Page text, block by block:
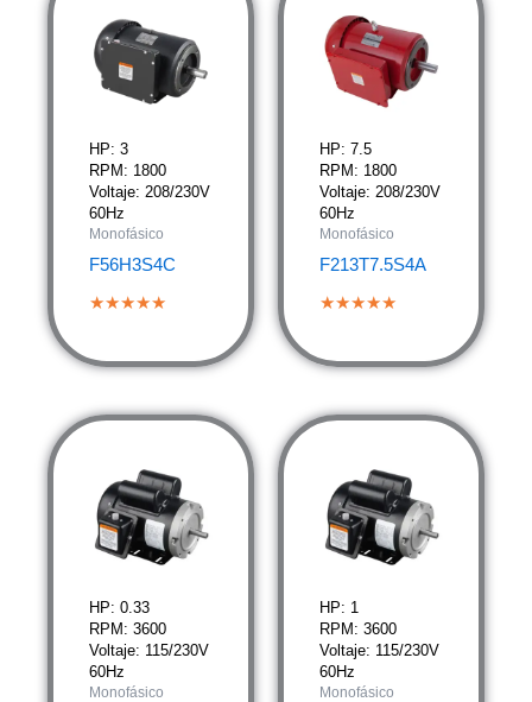
HP: 3
RPM: 1800
Voltaje: 208/230V
60Hz
Monofásico
F56H3S4C
★★★★★
HP: 7.5
RPM: 1800
Voltaje: 208/230V
60Hz
Monofásico
F213T7.5S4A
★★★★★
HP: 0.33
RPM: 3600
Voltaje: 115/230V
60Hz
Monofásico
HP: 1
RPM: 3600
Voltaje: 115/230V
60Hz
Monofásico